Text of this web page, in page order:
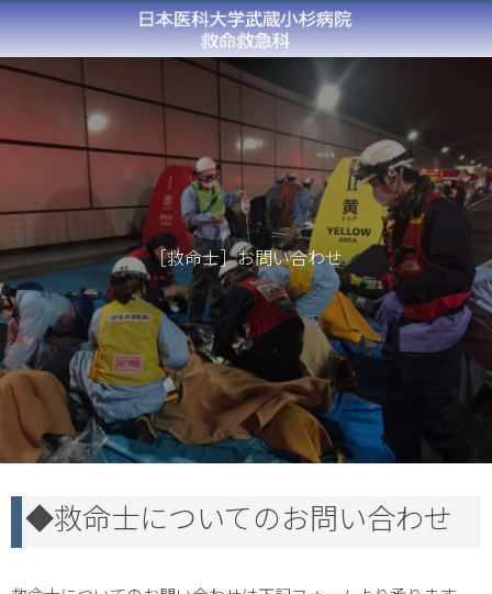
［救命士］お問い合わせ
◆救命士についてのお問い合わせ